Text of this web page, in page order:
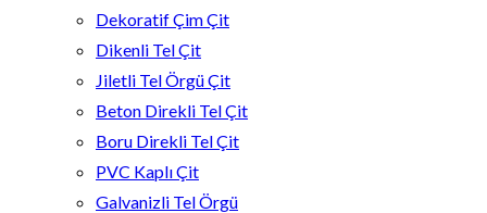
Dekoratif Çim Çit
Dikenli Tel Çit
Jiletli Tel Örgü Çit
Beton Direkli Tel Çit
Boru Direkli Tel Çit
PVC Kaplı Çit
Galvanizli Tel Örgü